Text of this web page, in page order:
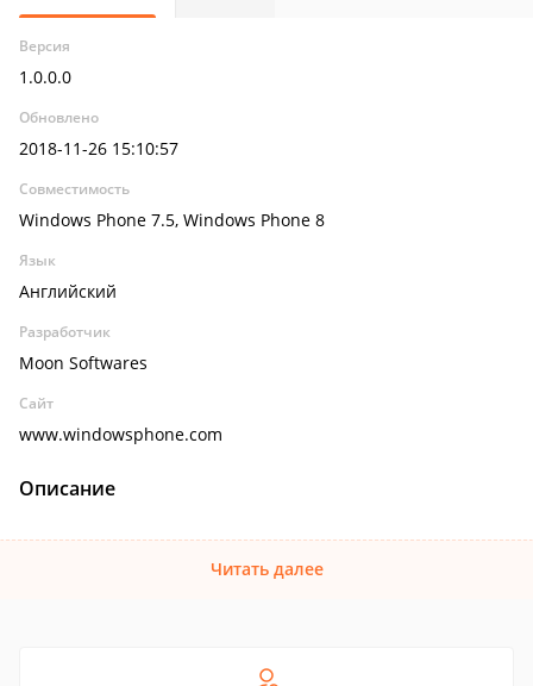
Версия
1.0.0.0
Обновлено
2018-11-26 15:10:57
Совместимость
Windows Phone 7.5, Windows Phone 8
Язык
Английский
Разработчик
Moon Softwares
Сайт
www.windowsphone.com
Описание
Читать далее